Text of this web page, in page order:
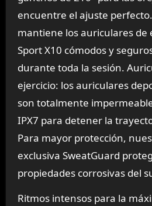
encuentre el ajuste
mantiene los auriculares
Sport X10 cómodos y
durante toda la sesión.
ejercicio: los auriculares
son totalmente
IPX7 para detener la
Para mayor protección,
exclusiva SweatGuard
propiedades corrosivas del
Ritmos intensos para la